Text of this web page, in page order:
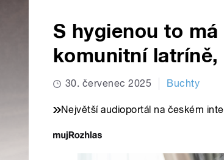
S hygienou to
komunitní latríně,
30. červenec 2025 Buchty
Největší audioportál na českém